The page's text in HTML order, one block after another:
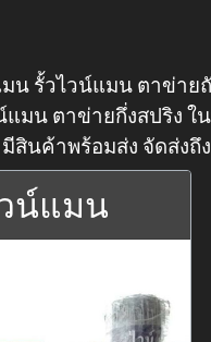
น รั้วไวน์แมน ตาข่าย
แมน ตาข่ายกึ่งสปริง
สินค้าพร้อมส่ง จัดส่งถึ
น์แมน